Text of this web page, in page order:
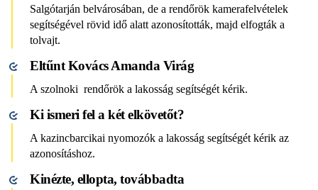
Salgótarján belvárosában, de a rendőrök kamerafelvételek
segítségével rövid idő alatt azonosították, majd elfogták a
tolvajt.
Eltűnt Kovács Amanda Virág
A szolnoki rendőrök a lakosság segítségét kérik.
Ki ismeri fel a két elkövetőt?
A kazincbarcikai nyomozók a lakosság segítségét kérik az
azonosításhoz.
Kinézte, ellopta, továbbadta